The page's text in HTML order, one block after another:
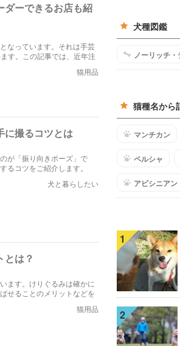
ダーできるお店も紹
なっています。それは手芸
す。この記事では、近年注
猫用品
に撮るコツとは
が「振り向きポーズ」で
コツをご紹介します。
犬と暮らしたい
とは？
ます。けりぐるみは確かに
せることのメリットなどを
猫用品
犬種図鑑
ノーリッチ
猫種名から
マンチカン
ペルシャ
アビシニアン
1
2